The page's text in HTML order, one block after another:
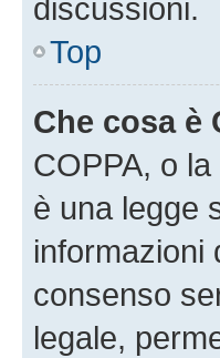
discussioni.
Top
Che cosa è
COPPA, o
è una legge
informazioni
consenso
legale,